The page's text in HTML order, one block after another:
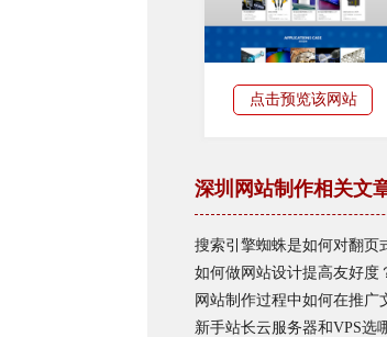
点击预览该网站
深圳网站制作相关文
搜索引擎蜘蛛是如何对翻页
如何做网站设计提高友好度
网站制作过程中如何在推广
新手站长云服务器和VPS选